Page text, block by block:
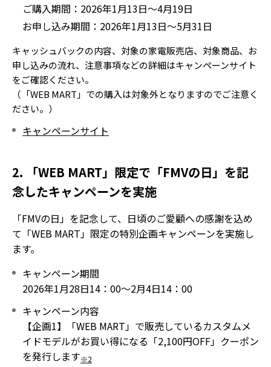
ご購入期間
2026年1月13日～4月19日
お申し込み期間
2026年1月13日～5月31日
キャッシュバックの内容、対象の家電販売店、対象商品、お
申し込みの流れ、注意事項などの詳細はキャンペーンサイト
をご確認ください。
（「WEB MART」での購入は対象外となりますのでご注意く
ださい。）
キャンペーンサイト
2. 「WEB MART」限定で「FMVの日」を記
念したキャンペーンを実施
「FMVの日」を記念して、日頃のご愛顧への感謝を込め
て「WEB MART」限定の特別企画キャンペーンを実施し
ます。
キャンペーン期間
2026年1月28日14：00～2月4日14：00
キャンペーン内容
【企画1】「WEB MART」で販売しているカスタムメ
イドモデルがお買い得になる「2,100円OFF」クーポン
を発行します※2